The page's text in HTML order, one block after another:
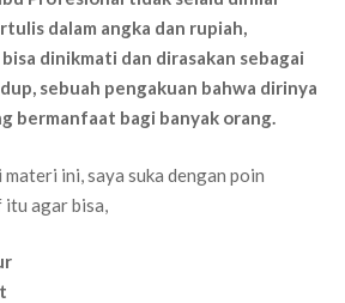
dalam angka dan rupiah,
dinikmati dan dirasakan sebagai
sebuah pengakuan bahwa dirinya
bermanfaat bagi banyak orang.
ini, saya suka dengan poin
agar bisa,